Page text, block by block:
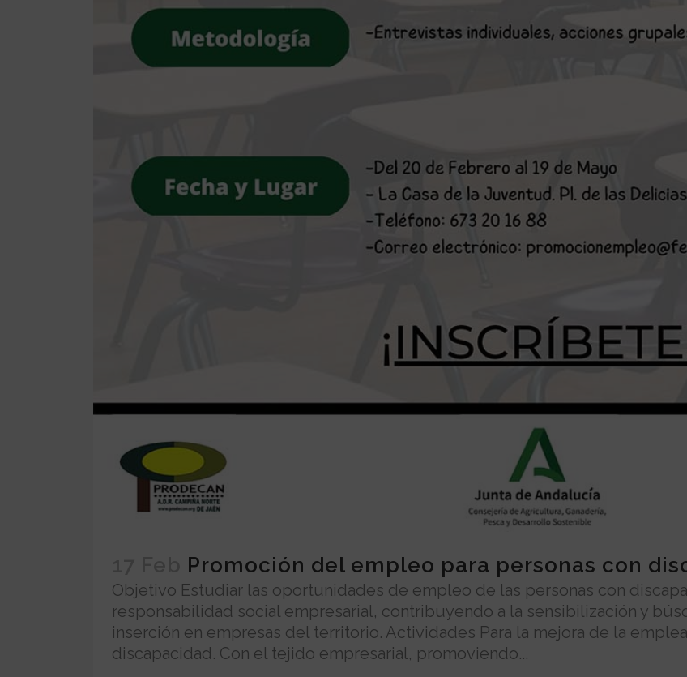
Promoción del empleo para personas con
Objetivo Estudiar las oportunidades de empleo de las personas con
responsabilidad social empresarial, contribuyendo a la sensibilización y
inserción en empresas del territorio. Actividades Para la mejora de la
discapacidad. Con el tejido empresarial, promoviendo...